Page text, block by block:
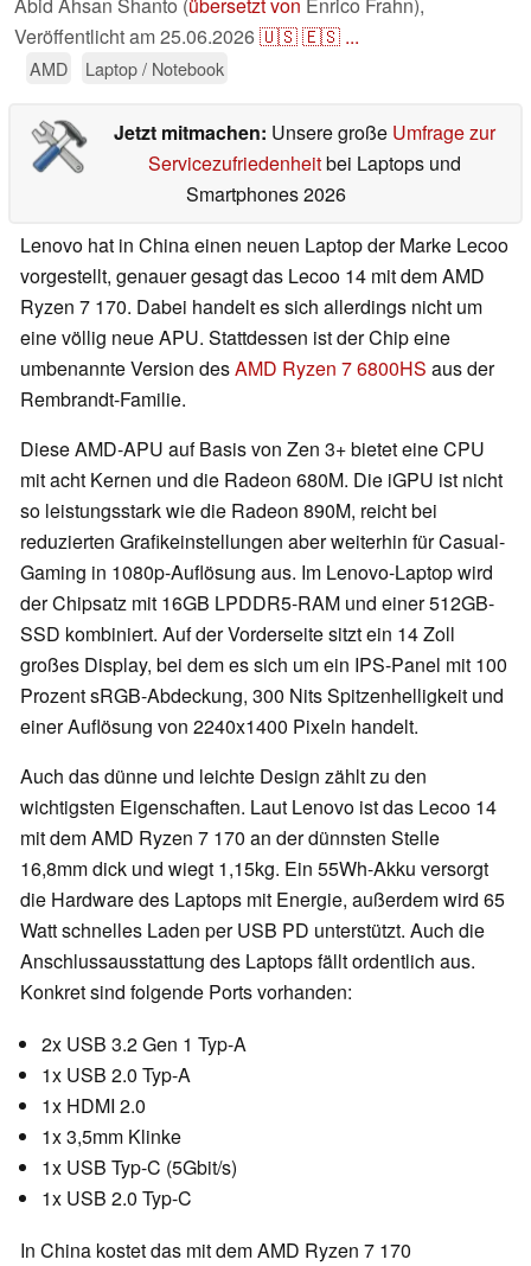
Veröffentlicht am25.06.2026🇺🇸🇪🇸 ...
AMD Laptop / Notebook
Jetzt mitmachen: Unsere große Umfrage zur
Servicezufriedenheitbei Laptops und
Smartphones 2026
Lenovo hat in China einen neuen Laptop der Marke Lecoo
vorgestellt, genauer gesagt das Lecoo 14 mit dem AMD
Ryzen 7 170. Dabei handelt es sich allerdings nicht um
eine völlig neue APU. Stattdessen ist der Chip eine
umbenannte Version desAMD Ryzen 7 6800HS aus der
Rembrandt-Familie.
Diese AMD-APU auf Basis von Zen 3+ bietet eine CPU
mit acht Kernen und die Radeon 680M. Die iGPU ist nicht
so leistungsstark wie die Radeon 890M, reicht bei
reduzierten Grafikeinstellungen aber weiterhin für Casual-
Gaming in 1080p-Auflösung aus. Im Lenovo-Laptop wird
der Chipsatz mit 16GB LPDDR5-RAM und einer 512GB-
SSD kombiniert. Auf der Vorderseite sitzt ein 14 Zoll
großes Display, bei dem es sich um ein IPS-Panel mit 100
Prozent sRGB-Abdeckung, 300 Nits Spitzenhelligkeit und
einer Auflösung von 2240x1400 Pixeln handelt.
Auch das dünne und leichte Design zählt zu den
wichtigsten Eigenschaften. Laut Lenovo ist das Lecoo 14
mit dem AMD Ryzen 7 170 an der dünnsten Stelle
16,8mm dick und wiegt 1,15kg. Ein 55Wh-Akku versorgt
die Hardware des Laptops mit Energie, außerdem wird 65
Watt schnelles Laden per USB PD unterstützt. Auch die
Anschlussausstattung des Laptops fällt ordentlich aus.
Konkret sind folgende Ports vorhanden:
2x USB 3.2 Gen 1 Typ-A
1x USB 2.0 Typ-A
1x HDMI 2.0
1x 3,5mm Klinke
1x USB Typ-C (5Gbit/s)
1x USB 2.0 Typ-C
In China kostet das mit dem AMD Ryzen 7 170